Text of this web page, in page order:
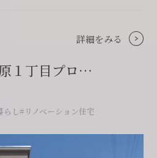
１丁目プロ…
らし#リノベーション住宅
詳細をみる